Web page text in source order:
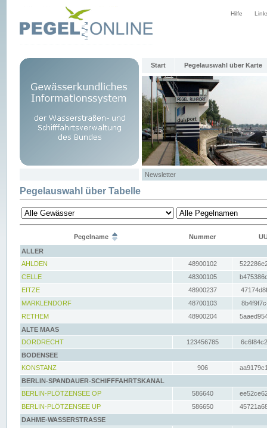
Hilfe
Start Pegelauswahl über Karte
Newsletter
Pegelauswahl über Tabelle
Pegelname Nummer
ALLER
AHLDEN
48900102
CELLE
48300105
EITZE
48900237
MARKLENDORF
48700103
RETHEM
48900204
ALTE MAAS
DORDRECHT
123456785
BODENSEE
KONSTANZ
906
BERLIN-SPANDAUER-SCHIFFFAHRTSKANAL
BERLIN-PLÖTZENSEE OP
586640
BERLIN-PLÖTZENSEE UP
586650
DAHME-WASSERSTRASSE